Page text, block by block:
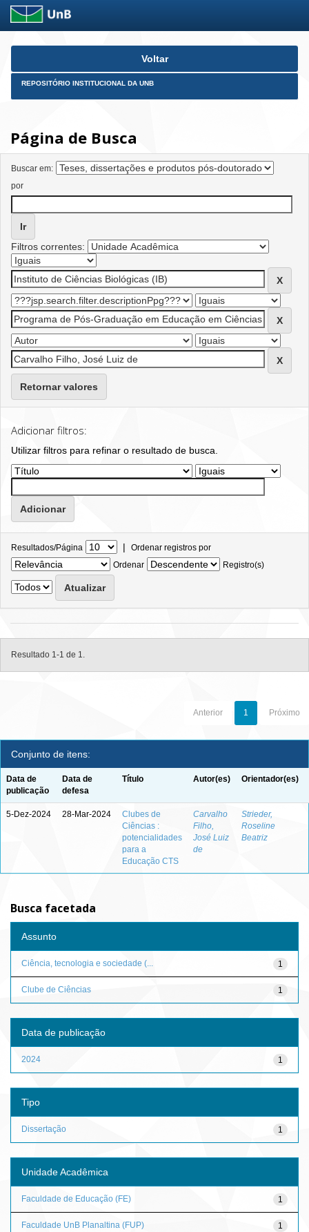
Skip
Voltar
REPOSITÓRIO INSTITUCIONAL DA UNB
Página de Busca
Buscar em:
por
Filtros correntes:
Retornar valores
Adicionar filtros:
Utilizar filtros para refinar o resultado de busca.
Resultados/Página | Ordenar registros por
Ordenar
Registro(s)
Resultado 1-1 de 1.
Anterior 1 Próximo
Conjunto de itens:
Data de
publicação
Data de
defesa
Título Autor(es) Orientador(es)
5-Dez-2024 28-Mar-2024
Clubes de
Ciências :
potencialidades
para a
Educação CTS
Carvalho
Filho,
José Luiz
de
Strieder,
Roseline
Beatriz
Busca facetada
Assunto
1
Ciência, tecnologia e sociedade (...
1
Clube de Ciências
Data de publicação
1
2024
Tipo
1
Dissertação
Unidade Acadêmica
1
Faculdade de Educação (FE)
1
Faculdade UnB Planaltina (FUP)